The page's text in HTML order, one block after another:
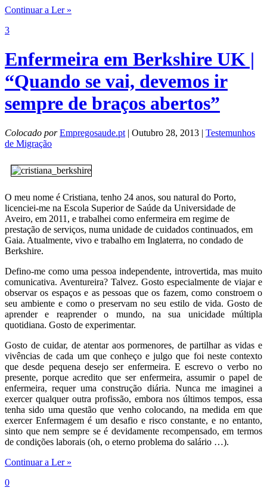
Continuar a Ler »
3
Enfermeira em Berkshire UK |
“Quando se vai, devemos ir
sempre de braços abertos”
Colocado por Empregosaude.pt | Outubro 28, 2013 | Testemunhos
de Migração
O meu nome é Cristiana, tenho 24 anos, sou natural do Porto,
licenciei-me na Escola Superior de Saúde da Universidade de
Aveiro, em 2011, e trabalhei como enfermeira em regime de
prestação de serviços, numa unidade de cuidados continuados, em
Gaia. Atualmente, vivo e trabalho em Inglaterra, no condado de
Berkshire.
Defino-me como uma pessoa independente, introvertida, mas muito
comunicativa. Aventureira? Talvez. Gosto especialmente de viajar e
observar os espaços e as pessoas que os fazem, como constroem o
seu ambiente e como o preservam no seu estilo de vida. Gosto de
aprender e reaprender o mundo, na sua unicidade múltipla
quotidiana. Gosto de experimentar.
Gosto de cuidar, de atentar aos pormenores, de partilhar as vidas e
vivências de cada um que conheço e julgo que foi neste contexto
que desde pequena desejo ser enfermeira. E escrevo o verbo no
presente, porque acredito que ser enfermeira, assumir o papel de
enfermeira, requer uma construção diária. Nunca me imaginei a
exercer qualquer outra profissão, embora nos últimos tempos, essa
tenha sido uma questão que venho colocando, na medida em que
exercer Enfermagem é um desafio e risco constante, e no entanto,
sinto que nem sempre se é devidamente recompensado, em termos
de condições laborais (oh, o eterno problema do salário …).
Continuar a Ler »
0